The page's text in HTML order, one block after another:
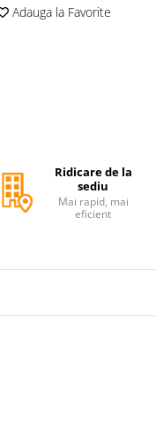
Adauga la Favorite
Ridicare de la
sediu
Mai rapid, mai
eficient